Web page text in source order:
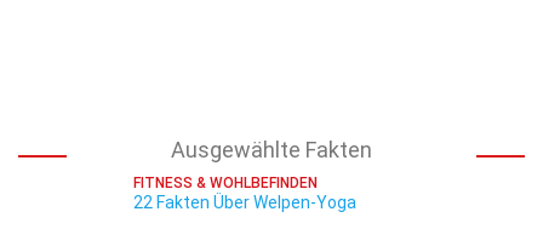
Ausgewählte Fakten
FITNESS & WOHLBEFINDEN
22 Fakten Über Welpen-Yoga